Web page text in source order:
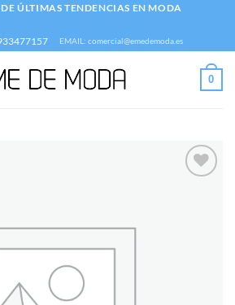
ÚLTIMAS TENDENCIAS EN MODA
EMAIL: comercial@emedemoda.es
0